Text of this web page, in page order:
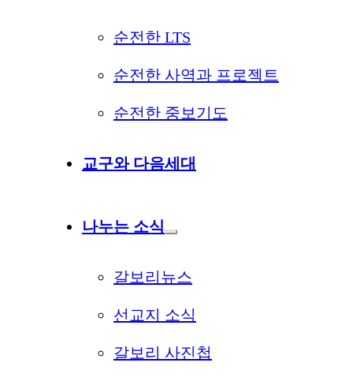
순전한 LTS
순전한 사역과 프로젝트
순전한 중보기도
교구와 다음세대
나누는 소식
갈보리뉴스
선교지 소식
갈보리 사진첩